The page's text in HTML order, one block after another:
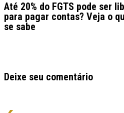
Até 20% do FGTS pode ser
para pagar contas? Veja o
se sabe
Deixe seu comentário